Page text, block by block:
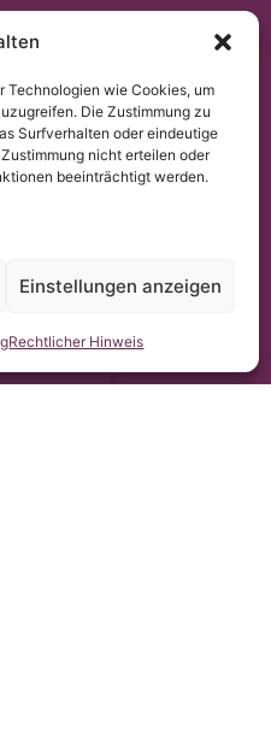
Technologien wie Cookies, um
Die Zustimmung zu
Surfverhalten oder eindeutige
nicht erteilen oder
beeinträchtigt werden.
Einstellungen anzeigen
Rechtlicher Hinweis
Übersetzung